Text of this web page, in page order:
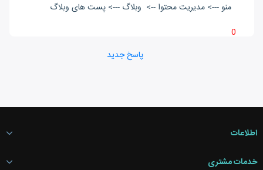
منو ---> مدیریت محتوا --> وبلاگ ---> پست های وبلاگ
0
پاسخ جدید
اطلاعات
خدمات مشتری